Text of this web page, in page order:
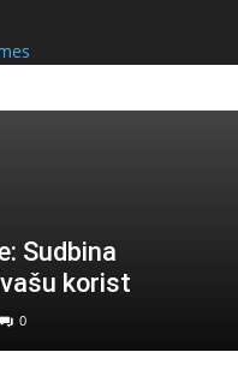
Sudbina
korist
0